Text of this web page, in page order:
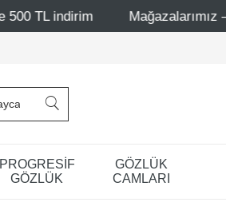
Mağazalarımız – Bağdat
PROGRESİF
GÖZLÜK
GÖZLÜK
CAMLARI